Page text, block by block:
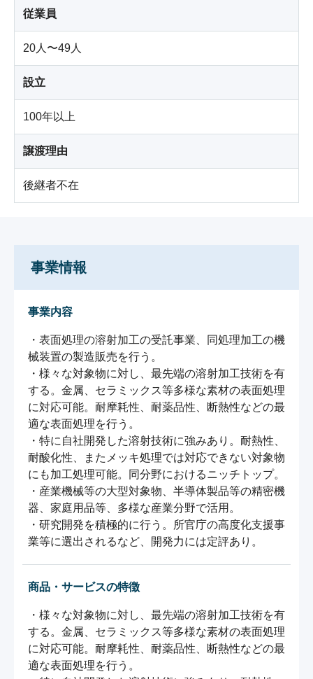
従業員
20人〜49人
設立
100年以上
譲渡理由
後継者不在
事業情報
事業内容
・表面処理の溶射加工の受託事業、同処理加工の機
械装置の製造販売を行う。
・様々な対象物に対し、最先端の溶射加工技術を有
する。金属、セラミックス等多様な素材の表面処理
に対応可能。耐摩耗性、耐薬品性、断熱性などの最
適な表面処理を行う。
・特に自社開発した溶射技術に強みあり。耐熱性、
耐酸化性、またメッキ処理では対応できない対象物
にも加工処理可能。同分野におけるニッチトップ。
・産業機械等の大型対象物、半導体製品等の精密機
器、家庭用品等、多様な産業分野で活用。
・研究開発を積極的に行う。所官庁の高度化支援事
商品・サービスの特徴
・様々な対象物に対し、最先端の溶射加工技術を有
する。金属、セラミックス等多様な素材の表面処理
に対応可能。耐摩耗性、耐薬品性、断熱性などの最
適な表面処理を行う。